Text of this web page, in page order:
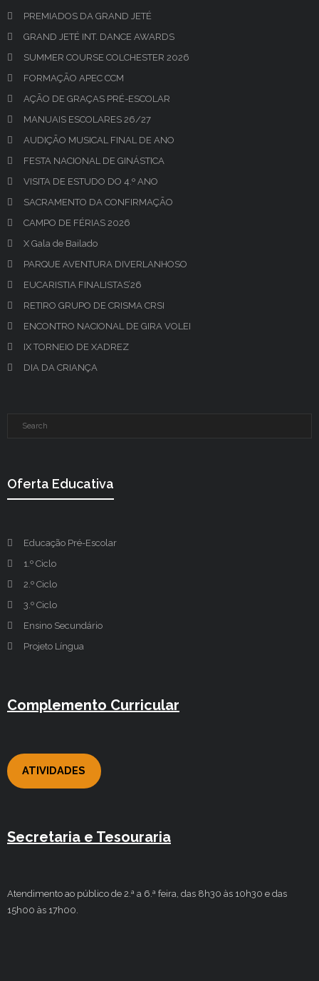
PREMIADOS DA GRAND JETÉ
GRAND JETÉ INT. DANCE AWARDS
SUMMER COURSE COLCHESTER 2026
FORMAÇÃO APEC CCM
AÇÃO DE GRAÇAS PRÉ-ESCOLAR
MANUAIS ESCOLARES 26/27
AUDIÇÃO MUSICAL FINAL DE ANO
FESTA NACIONAL DE GINÁSTICA
VISITA DE ESTUDO DO 4.º ANO
SACRAMENTO DA CONFIRMAÇÃO
CAMPO DE FÉRIAS 2026
X Gala de Bailado
PARQUE AVENTURA DIVERLANHOSO
EUCARISTIA FINALISTAS’26
RETIRO GRUPO DE CRISMA CRSI
ENCONTRO NACIONAL DE GIRA VOLEI
IX TORNEIO DE XADREZ
DIA DA CRIANÇA
Oferta Educativa
Educação Pré-Escolar
1.º Ciclo
2.º Ciclo
3.º Ciclo
Ensino Secundário
Projeto Língua
Complemento Curricular
ATIVIDADES
Secretaria e Tesouraria
Atendimento ao público de 2.ª a 6.ª feira, das 8h30 às 10h30 e das
15h00 às 17h00.